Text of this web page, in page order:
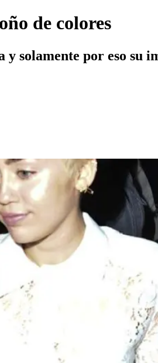
de colores
solamente por eso su